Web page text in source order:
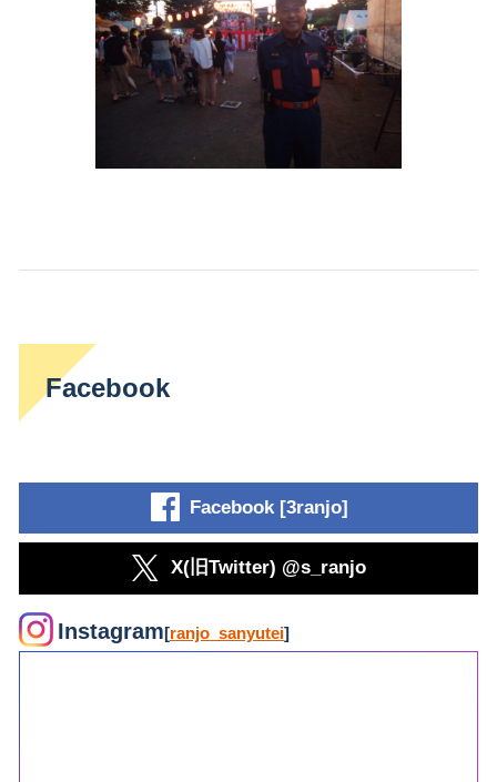
Facebook
Facebook [3ranjo]
X(旧Twitter) @s_ranjo
Instagram[ranjo_sanyutei]